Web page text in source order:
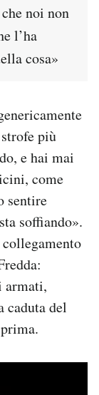
noi non
l’ha
cosa»
più
e hai mai
come
sentire
soffiando».
armati,
caduta del